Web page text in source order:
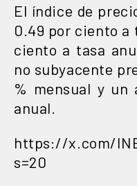
El índice de
0.49 por ciento a
ciento a tasa
no subyacente
% mensual y un
anual.
https://x.com/
s=20